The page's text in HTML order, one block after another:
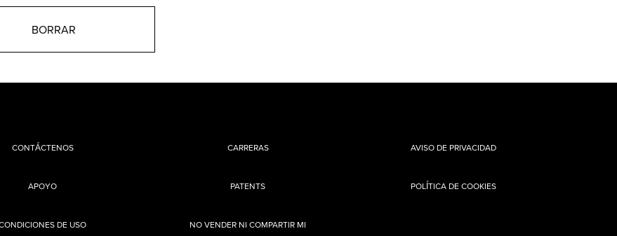
CONTÁCTENOS
APOYO
CARRERAS
PATENTS
AVISO DE PRIVACIDAD
POLÍTICA DE COOKIES
DE USO NO VENDER NI COMPARTIR MI